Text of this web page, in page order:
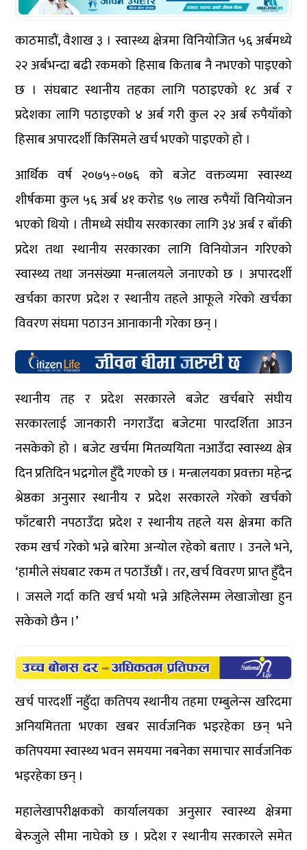
काठमाडौं, वैशाख ३ । स्वास्थ्य क्षेत्रमा विनियोजित ५६ अर्बमध्ये
२२ अर्बभन्दा बढी रकमको हिसाब किताब नै नभएको पाइएको
छ । संघबाट स्थानीय तहका लागि पठाइएको १८ अर्ब र
प्रदेशका लागि पठाइएको ४ अर्ब गरी कुल २२ अर्ब रुपैयाँको
हिसाब अपारदर्शी किसिमले खर्च भएको पाइएको हो ।
आर्थिक वर्ष २०७५÷०७६ को बजेट वक्तव्यमा स्वास्थ्य
शीर्षकमा कुल ५६ अर्ब ४१ करोड ९७ लाख रुपैयाँ विनियोजन
भएको थियो । तीमध्ये संघीय सरकारका लागि ३४ अर्ब र बाँकी
प्रदेश तथा स्थानीय सरकारका लागि विनियोजन गरिएको
स्वास्थ्य तथा जनसंख्या मन्त्रालयले जनाएको छ । अपारदर्शी
खर्चका कारण प्रदेश र स्थानीय तहले आफूले गरेको खर्चका
विवरण संघमा पठाउन आनाकानी गरेका छन् ।
स्थानीय तह र प्रदेश सरकारले बजेट खर्चबारे संघीय
सरकारलाई जानकारी नगराउँदा बजेटमा पारदर्शिता आउन
नसकेको हो । बजेट खर्चमा मितव्ययिता नआउँदा स्वास्थ्य क्षेत्र
दिन प्रतिदिन भद्रगोल हुँदै गएको छ । मन्त्रालयका प्रवक्ता महेन्द्र
श्रेष्ठका अनुसार स्थानीय र प्रदेश सरकारले गरेको खर्चको
फाँटबारी नपठाउँदा प्रदेश र स्थानीय तहले यस क्षेत्रमा कति
रकम खर्च गरेको भन्ने बारेमा अन्योल रहेको बताए । उनले भने,
‘हामीले संघबाट रकम त पठाउँछौं । तर, खर्च विवरण प्राप्त हुँदैन
। जसले गर्दा कति खर्च भयो भन्ने अहिलेसम्म लेखाजोखा हुन
सकेको छैन ।’
खर्च पारदर्शी नहुँदा कतिपय स्थानीय तहमा एम्बुलेन्स खरिदमा
अनियमितता भएका खबर सार्वजनिक भइरहेका छन् भने
कतिपयमा स्वास्थ्य भवन समयमा नबनेका समाचार सार्वजनिक
भइरहेका छन् ।
महालेखापरीक्षकको कार्यालयका अनुसार स्वास्थ्य क्षेत्रमा
बेरुजुले सीमा नाघेको छ । प्रदेश र स्थानीय सरकारले समेत